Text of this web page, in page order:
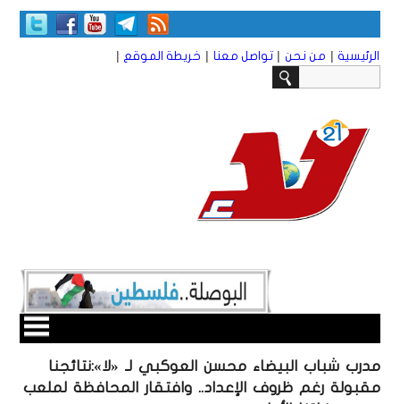
الرئيسية | من نحن | تواصل معنا | خريطة الموقع |
مدرب شباب البيضاء محسن العوكبي لـ «لا»:نتائجنا
مقبولة رغم ظروف الإعداد.. وافتقار المحافظة لملعب